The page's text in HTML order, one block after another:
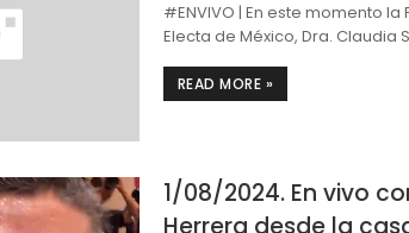
#ENVIVO | En este momento la
Electa de México, Dra. Claudia
READ MORE »
1/08/2024. En vivo
Herrera desde la